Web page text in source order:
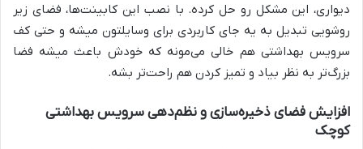
دیواری، این مشکل رو حل کرده. با نصب این کابینت‌ها، فضای زیر
روشویی تبدیل به یه جای کاربردی برای وسایلتون میشه و حتی کف
سرویس بهداشتی هم خالی می‌مونه که خودش باعث میشه فضا
بزرگ‌تر به نظر بیاد و تمیز کردن هم راحت‌تر بشه.
افزایش فضای ذخیره‌سازی و نظم‌دهی سرویس بهداشتی
کوچک